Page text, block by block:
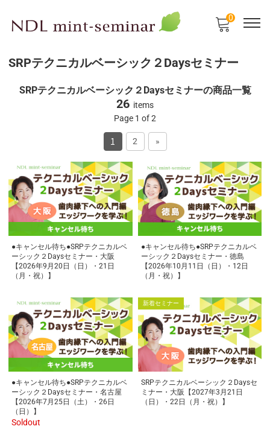
0
SRPテクニカルベーシック２Daysセミナー
SRPテクニカルベーシック２Daysセミナーの商品一覧
26 items
Page 1 of 2
1 2 »
●キャンセル待ち●SRPテクニカルベ
ーシック２Daysセミナー・大阪
【2026年9月20日（日）・21日
（月・祝）】
●キャンセル待ち●SRPテクニカルベ
ーシック２Daysセミナー・徳島
【2026年10月11日（日）・12日
（月・祝）】
●キャンセル待ち●SRPテクニカルベ
ーシック２Daysセミナー・名古屋
【2026年7月25日（土）・26日
（日）】
Soldout
新着セミナー
SRPテクニカルベーシック２Daysセ
ミナー・大阪【2027年3月21日
（日）・22日（月・祝）】